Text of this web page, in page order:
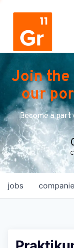
Join
our
Become a
jobs